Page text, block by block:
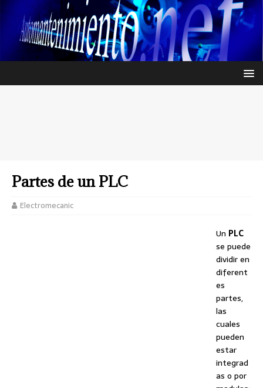
Partes de un PLC
Electromecanic
Un PLC
se puede
dividir en
diferent
es
partes,
las
cuales
pueden
estar
integrad
as o por